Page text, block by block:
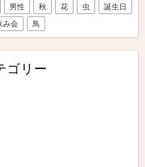
男性 秋 花 虫
誕生日
み会 鳥
ゴリー